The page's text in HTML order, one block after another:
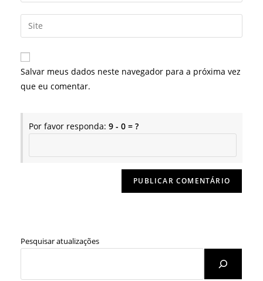
de
usuário
para
comentar
endereço
de
mail
para
comentar
Digite
o
URL
do
site
Salvar meus dados neste navegador para a próxima vez
que eu comentar.
Por favor responda: 9 - 0 = ?
Pesquisar atualizações